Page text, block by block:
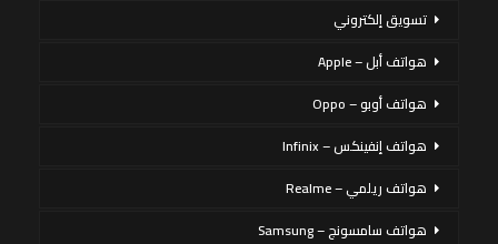
تسويق إلكتروني
هواتف أبل – Apple
هواتف أوبو – Oppo
هواتف إنفينكس – Infinix
هواتف ريلمي – Realme
هواتف سامسونج – Samsung